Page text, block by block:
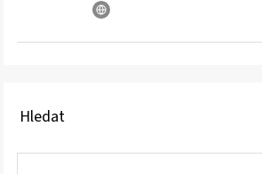
Hledat